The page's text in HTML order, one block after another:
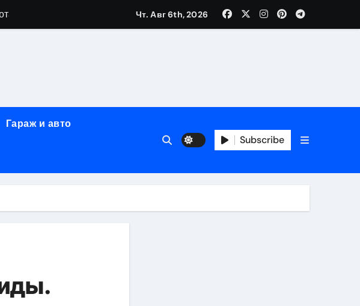
Чт. Авг 6th, 2026
Гараж и авто
Subscribe